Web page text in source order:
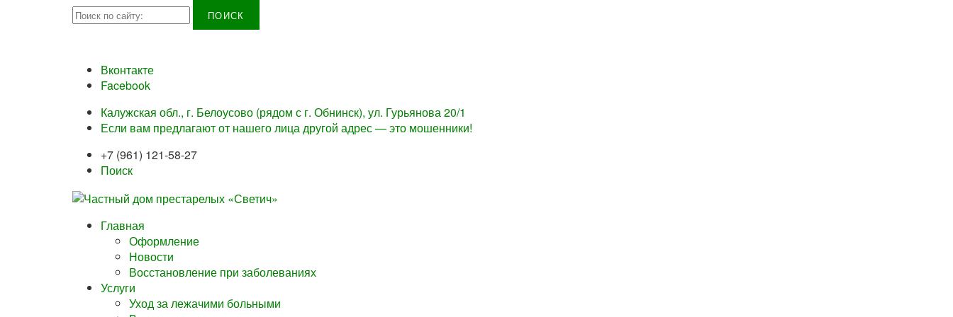
Найти:
Вконтакте
Facebook
Калужская обл., г. Белоусово (рядом с г. Обнинск), ул. Гурьянова 20/1
Если вам предлагают от нашего лица другой адрес — это мошенники!
+7 (961) 121-58-27
Поиск
Главная
Оформление
Новости
Восстановление при заболеваниях
Услуги
Уход за лежачими больными